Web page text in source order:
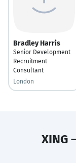
Bradley Harris
Senior Development
Recruitment
Consultant
London
XING